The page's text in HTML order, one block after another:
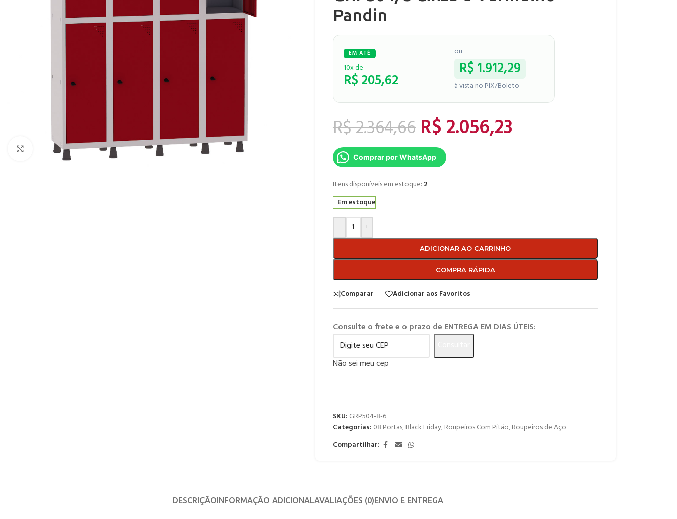
Clique para ampliar
Pandin
10x de
R$205,62
ou
R$1.912,29
à vista no PIX/Boleto
R$2.364,66 R$2.056,23
Comprar por WhatsApp
Itens disponíveis em estoque: 2
Em estoque
- +
ADICIONAR AO CARRINHO
COMPRA RÁPIDA
Comparar Adicionar aos Favoritos
Consulte o frete e o prazo de ENTREGA EM DIAS ÚTEIS:
Não sei meu cep
SKU: GRP504-8-6
Categorias: 08 Portas,Black Friday,Roupeiros Com Pitão,Roupeiros de Aço
Compartilhar:
DESCRIÇÃOINFORMAÇÃO ADICIONAL AVALIAÇÕES (0)ENVIO E ENTREGA